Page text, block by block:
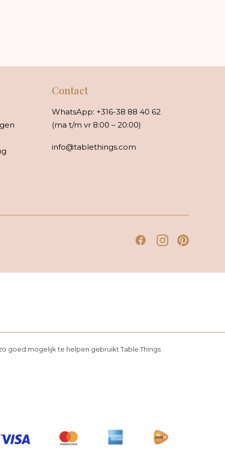
Contact
WhatsApp: +316-38 88 40 62
(ma t/m vr 8:00 – 20:00)
info@tablethings.com
goed mogelijk te helpen gebruikt Table Things